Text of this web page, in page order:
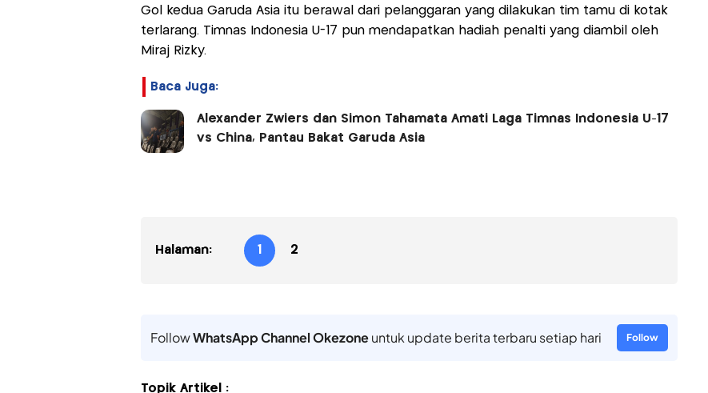
Gol kedua Garuda Asia itu berawal dari pelanggaran yang dilakukan tim tamu di kotak
terlarang. Timnas Indonesia U-17 pun mendapatkan hadiah penalti yang diambil oleh
Miraj Rizky.
Baca Juga:
Alexander Zwiers dan Simon Tahamata Amati Laga Timnas Indonesia U-17
vs China, Pantau Bakat Garuda Asia
Halaman: 1 2
FollowWhatsApp Channel Okezoneuntuk update berita terbaru setiap hari Follow
Topik Artikel :